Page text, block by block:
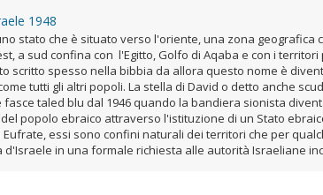
1948
stato che è situato verso l'oriente, una zona
a sud confina con l'Egitto, Golfo di Aqaba e con i
scritto spesso nella bibbia da allora questo nome è
tutti gli altri popoli. La stella di David o detto anche
taled blu dal 1946 quando la bandiera sionista
popolo ebraico attraverso l'istituzione di un Stato
essi sono confini naturali dei territori che per
d'Israele in una formale richiesta alle autorità Israeliane